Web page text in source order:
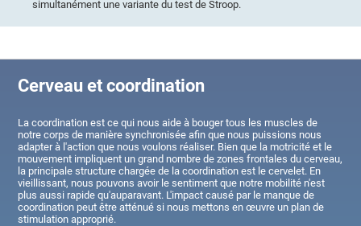
simultanément une variante du test de Stroop.
Cerveau et coordination
La coordination est ce qui nous aide à bouger tous les muscles de
notre corps de manière synchronisée afin que nous puissions nous
adapter à l'action que nous voulons réaliser. Bien que la motricité et le
mouvement impliquent un grand nombre de zones frontales du cerveau,
la principale structure chargée de la coordination est le cervelet. En
vieillissant, nous pouvons avoir le sentiment que notre mobilité n'est
plus aussi rapide qu'auparavant. L'impact causé par le manque de
coordination peut être atténué si nous mettons en œuvre un plan de
stimulation approprié.